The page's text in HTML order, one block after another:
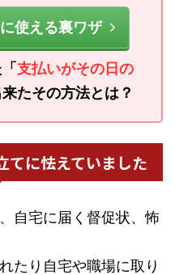
使える裏ワザ
支払いがその日の
たその方法とは？
てに怯えていました
自宅に届く督促状、怖
たり自宅や職場に取り